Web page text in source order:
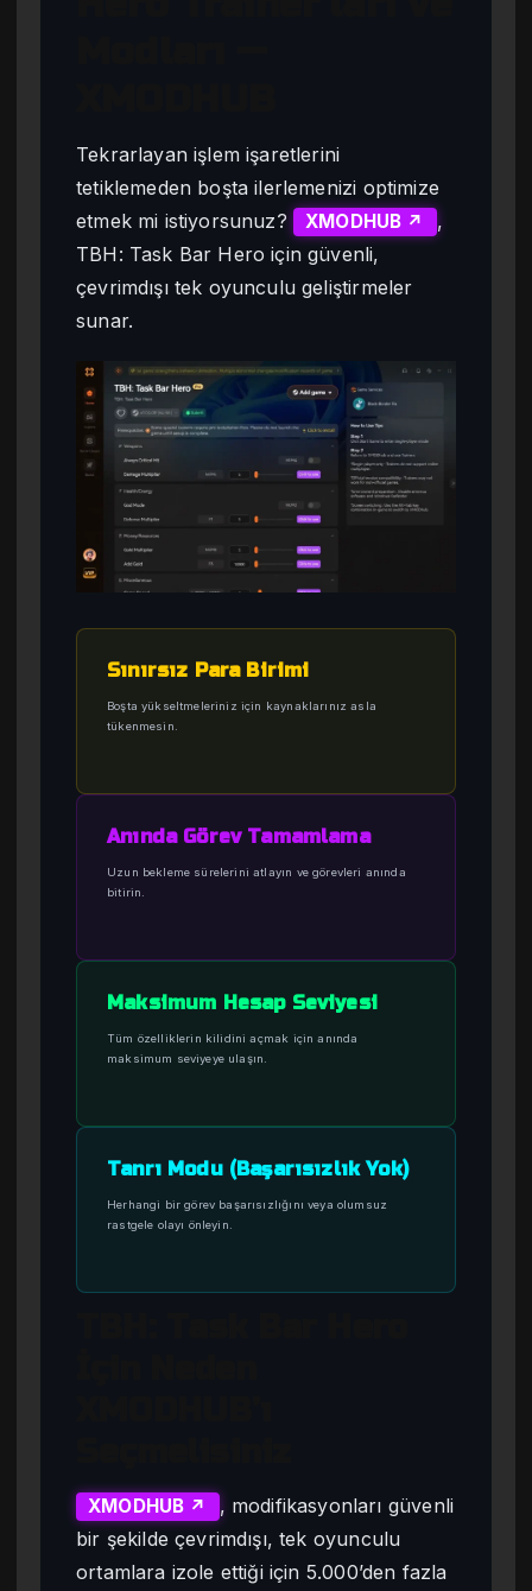
Tekrarlayan işlem işaretlerini
tetiklemeden boşta ilerlemenizi optimize
etmek mi istiyorsunuz?
XMODHUB ↗
,
TBH: Task Bar Hero için güvenli,
çevrimdışı tek oyunculu geliştirmeler
sunar.
Sınırsız Para Birimi
Boşta yükseltmeleriniz için kaynaklarınız asla
tükenmesin.
Anında Görev Tamamlama
Uzun bekleme sürelerini atlayın ve görevleri anında
bitirin.
Maksimum Hesap Seviyesi
Tüm özelliklerin kilidini açmak için anında
maksimum seviyeye ulaşın.
Tanrı Modu (Başarısızlık Yok)
Herhangi bir görev başarısızlığını veya olumsuz
rastgele olayı önleyin.
XMODHUB ↗
, modifikasyonları güvenli
bir şekilde çevrimdışı, tek oyunculu
ortamlara izole ettiği için 5.000’den fazla